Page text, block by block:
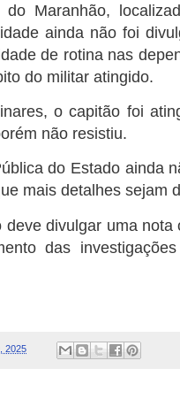
Maranhão,
ainda não foi
de rotina nas
do militar atingido.
o capitão foi
não resistiu.
do Estado ainda
mais detalhes sejam
divulgar uma
das
2025